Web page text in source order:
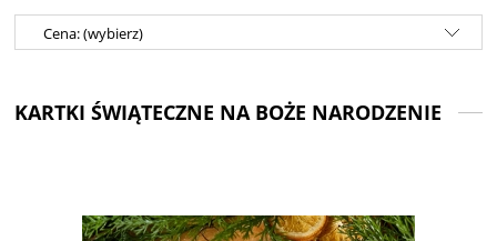
Cena: (wybierz)
KARTKI ŚWIĄTECZNE NA BOŻE NARODZENIE